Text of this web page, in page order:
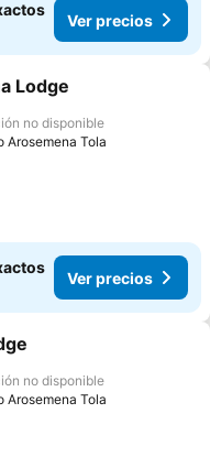
Ver precios
a favoritos
Lodge
no disponible
Arosemena Tola
Ver precios
a favoritos
no disponible
Arosemena Tola